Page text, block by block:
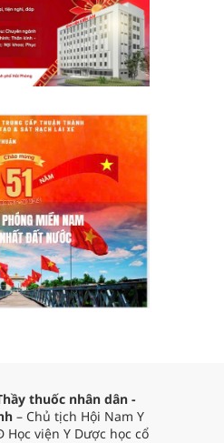
thuốc nhân dân -
– Chủ tịch Hội Nam Y
Học viện Y Dược học cổ